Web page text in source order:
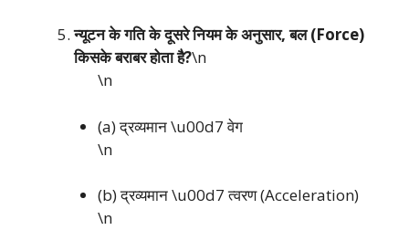
न्यूटन के गति के दूसरे नियम के अनुसार, बल (Force)
किसके बराबर होता है?\n
\n
(a) द्रव्यमान \u00d7 वेग
\n
(b) द्रव्यमान \u00d7 त्वरण (Acceleration)
\n